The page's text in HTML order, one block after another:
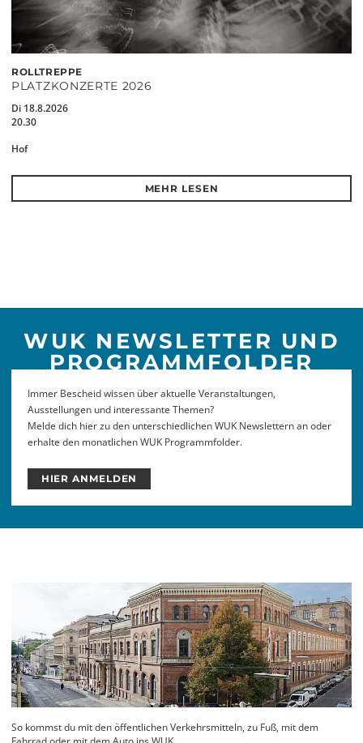
ROLLTREPPE
PLATZKONZERTE 2026
Di 18.8.2026
20.30
Hof
MEHR LESEN
WUK NEWSLETTER UND
PROGRAMMFOLDER
Immer Bescheid wissen über aktuelle Veranstaltungen,
Ausstellungen und interessante Themen?
Melde dich hier zu den unterschiedlichen WUK Newslettern an oder
erhalte den monatlichen WUK Programmfolder.
HIER ANMELDEN
So kommst du mit den öffentlichen Verkehrsmitteln, zu Fuß, mit dem